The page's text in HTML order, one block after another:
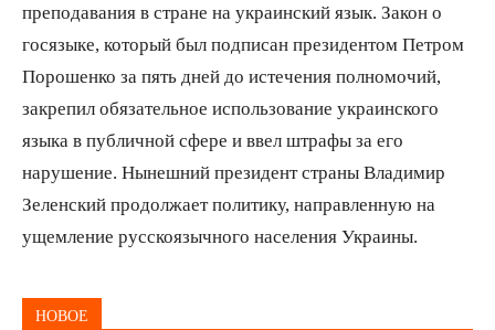
преподавания в стране на украинский язык. Закон о
госязыке, который был подписан президентом Петром
Порошенко за пять дней до истечения полномочий,
закрепил обязательное использование украинского
языка в публичной сфере и ввел штрафы за его
нарушение. Нынешний президент страны Владимир
Зеленский продолжает политику, направленную на
ущемление русскоязычного населения Украины.
НОВОЕ